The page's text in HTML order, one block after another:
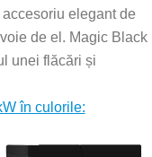
elegant de
de el. Magic Black
unei flăcări și
în culorile: